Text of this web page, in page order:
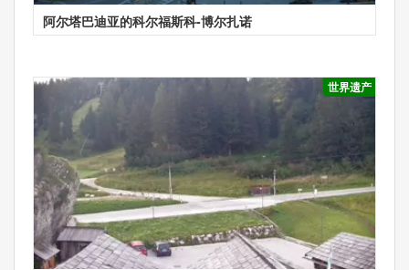
阿尔塔巴迪亚的科尔福斯科-博尔扎诺
世界遗产